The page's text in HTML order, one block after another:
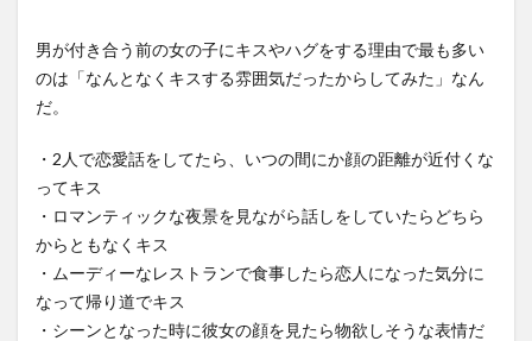
男が付き合う前の女の子にキスやハグをする理由で最も多い
のは「なんとなくキスする雰囲気だったからしてみた」なん
だ。
・2人で恋愛話をしてたら、いつの間にか顔の距離が近付くな
ってキス
・ロマンティックな夜景を見ながら話しをしていたらどちら
からともなくキス
・ムーディーなレストランで食事したら恋人になった気分に
なって帰り道でキス
・シーンとなった時に彼女の顔を見たら物欲しそうな表情だ